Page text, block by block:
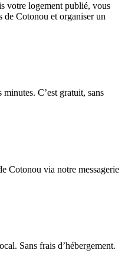
votre logement publié, vous
de Cotonou et organiser un
C’est gratuit, sans
Cotonou via notre messagerie
Sans frais d’hébergement.